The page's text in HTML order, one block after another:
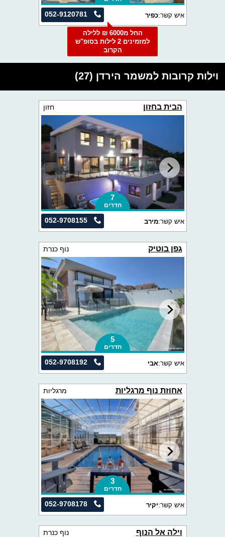
052-9120781 איש קשר:כפיר
החל מ6000 ₪ ללילה
למזמינים 2 לילות בסופ"ש
הקרוב
וילות קרובות למשמר הירדן (27)
הבית בחזון חזון
7
חדרים
052-9708155 איש קשר:מירב
גפן בוטיק נוף כנרת
5
חדרים
052-9708192 איש קשר:אבי
אחוזת נוף מרגליות מרגליות
3
חדרים
052-9708178 איש קשר:יקיר
וילה אל הנוף נוף כנרת